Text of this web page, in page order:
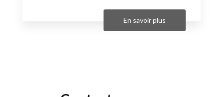
En savoir plus